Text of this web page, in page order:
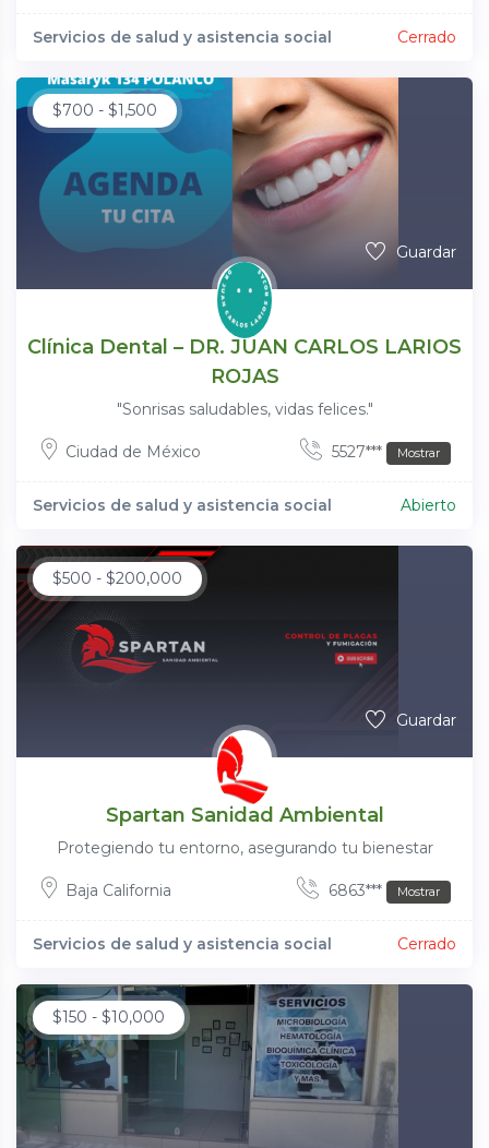
Servicios de salud y asistencia social Cerrado
$700 - $1,500
Guardar
Clínica Dental – DR. JUAN CARLOS LARIOS
ROJAS
"Sonrisas saludables, vidas felices."
Ciudad de México 5527*** Mostrar
Servicios de salud y asistencia social Abierto
$500 - $200,000
Guardar
Spartan Sanidad Ambiental
Protegiendo tu entorno, asegurando tu bienestar
Baja California 6863*** Mostrar
Servicios de salud y asistencia social Cerrado
$150 - $10,000